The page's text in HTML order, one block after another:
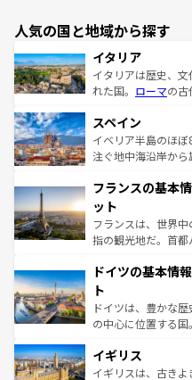
人気の国と地域から探す
イタリア
イタリアは歴史、
れた国。 ローマの古
ろん、トスカーナの
景など、自然景観
ピザやパスタなど
ませてくれるイタリ
なお、新着のイタリ
しい。
スペイン
イベリア半島のほ
注ぐ地中海沿岸か
文化が根付くこの国
れる闘牛、そして美
る。首都マドリー
アートに溢れた街
せる。地方によっ
ンテンツ一覧 を参照
フランスの基本
ット
フランスは、世界
指の観光地だ。首
で、幅広い魅力が
聖堂、美しいビー
から魅了する。ま
れ、フランス料理
香り高いラベンダー
らに、パリ以外の
ドイツの基本情
ト
ドイツは、豊かな
の中心に位置する
顔を持つこの国は、
ルリンの文化的活
イギリス
イギリスは、古き